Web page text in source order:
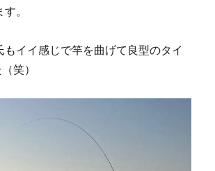
。
もイイ感じで竿を曲げて良型のタイ
笑）